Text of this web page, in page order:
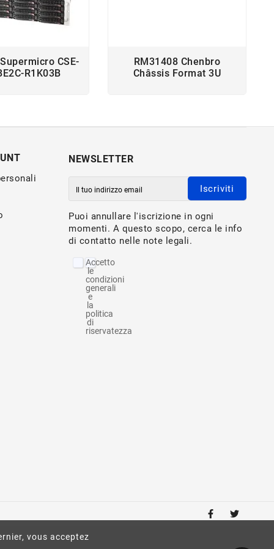
vous acceptez
CSE-
R1K03B
RM31408 Chenbro
Châssis Format 3U
NEWSLETTER
Iscriviti
Puoi annullare l'iscrizione in ogni
momenti. A questo scopo, cerca le info
di contatto nelle note legali.
Accetto
le
condizioni
generali
e
la
politica
di
riservatezza